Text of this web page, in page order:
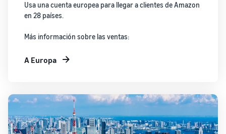
Usa una cuenta europea para llegar a clientes de Amazon
en 28 países.
Más información sobre las ventas:
A Europa